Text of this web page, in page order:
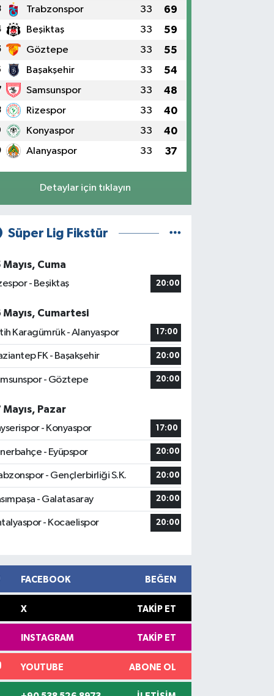
Trabzonspor 33 69
Beşiktaş 33 59
Göztepe 33 55
Başakşehir 33 54
Samsunspor 33 48
Rizespor 33 40
Konyaspor 33 40
Alanyaspor 33 37
Detaylar için tıklayın
Süper Lig Fikstür
Mayıs, Cuma
- Beşiktaş
20:00
Mayıs, Cumartesi
Karagümrük - Alanyaspor
17:00
FK - Başakşehir 20:00
- Göztepe 20:00
Mayıs, Pazar
- Konyaspor
17:00
- Eyüpspor 20:00
- Gençlerbirliği S.K. 20:00
- Galatasaray 20:00
- Kocaelispor 20:00
FACEBOOK BEĞEN
X TAKIP ET
INSTAGRAM TAKIP ET
YOUTUBE ABONE OL